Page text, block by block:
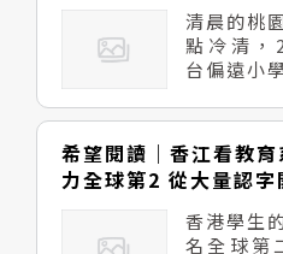
教育讓每
能無限延
每個生命
代聲音；
一個國家
發現芬蘭
豔全球的
動問、主
清晨的桃
點冷清，
台偏遠小
備啟程前
習之旅。
誌教育基
港學習之
百所希望
甄選種籽
希望閱讀｜香江看教
力全球第2 從大量認字
香港學生
名全球第